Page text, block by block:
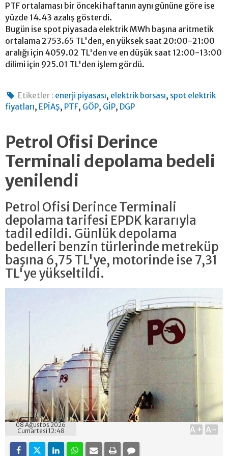
PTF ortalaması bir önceki haftanın aynı gününe göre ise
yüzde 14.43 azalış gösterdi.
Bugün ise spot piyasada elektrik MWh başına aritmetik
ortalama 2753.65 TL'den, en yüksek saat 20:00-21:00
aralığı için 4059.02 TL'den ve en düşük saat 12:00-13:00
dilimi için 925.01 TL'den işlem gördü.
Etiketler : enerji piyasası, elektrik borsası, spot elektrik
fiyatları, EPİAŞ, PTF, GÖP, GİP, DGP
Petrol Ofisi Derince
Terminali depolama bedeli
yenilendi
Petrol Ofisi Derince Terminali
depolama tarifesi EPDK kararıyla
tadil edildi. Günlük depolama
bedelleri benzin türlerinde metreküp
başına 6,75 TL'ye, motorinde ise 7,31
TL'ye yükseltildi.
08 Ağustos 2026
Cumartesi 12:48
A+ A-